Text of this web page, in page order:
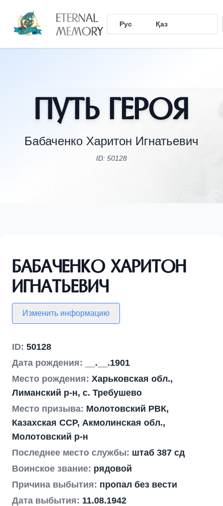
ETERNAL
MEMORY Рус Қаз
Путь Героя
Бабаченко Харитон Игнатьевич
ID: 50128
Бабаченко Харитон
Игнатьевич
Изменить информацию
ID: 50128
Дата рождения:
__.__.1901
Место рождения: Харьковская обл.,
Лиманский р-н, с. Требушево
Место призыва: Молотовский РВК,
Казахская ССР, Акмолинская обл.,
Молотовский р-н
Последнее место службы: штаб 387 сд
Воинское звание: рядовой
Причина выбытия: пропал без вести
Дата выбытия: 11.08.1942